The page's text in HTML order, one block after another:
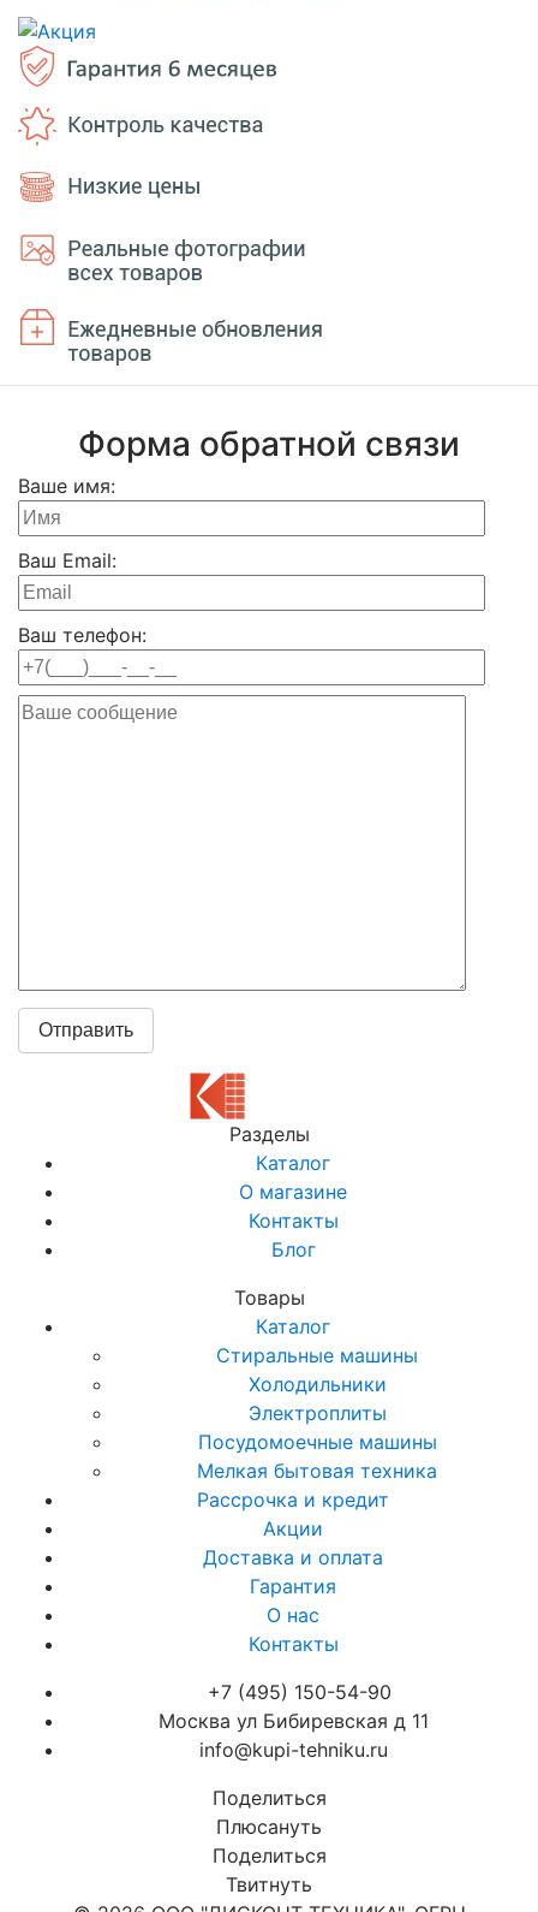
Форма обратной связи
Ваше имя:
Ваш Email:
Ваш телефон:
Разделы
Каталог
О магазине
Контакты
Блог
Товары
Каталог
Стиральные машины
Холодильники
Электроплиты
Посудомоечные машины
Мелкая бытовая техника
Рассрочка и кредит
Акции
Доставка и оплата
Гарантия
О нас
Контакты
+7 (495) 150-54-90
Москва ул Бибиревская д 11
info@kupi-tehniku.ru
Поделиться
Плюсануть
Поделиться
Твитнуть